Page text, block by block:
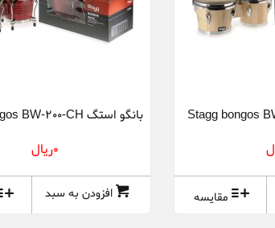
مقایسه
بانگو استگ Stagg bongos BW-200-CH
0ريال
افزودن به سبد